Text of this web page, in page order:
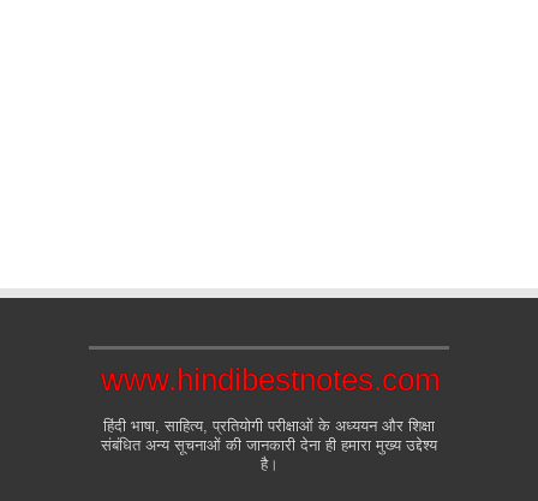
www.hindibestnotes.com
हिंदी भाषा, साहित्य, प्रतियोगी परीक्षाओं के अध्ययन और शिक्षा
संबंधित अन्य सूचनाओं की जानकारी देना ही हमारा मुख्य उद्देश्य
है।